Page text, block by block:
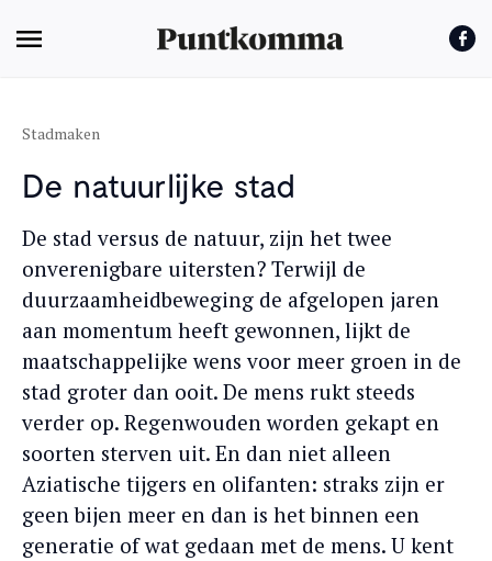
Stadmaken
De natuurlijke stad
De stad versus de natuur, zijn het twee
onverenigbare uitersten? Terwijl de
duurzaamheidbeweging de afgelopen jaren
aan momentum heeft gewonnen, lijkt de
maatschappelijke wens voor meer groen in de
stad groter dan ooit. De mens rukt steeds
verder op. Regenwouden worden gekapt en
soorten sterven uit. En dan niet alleen
Aziatische tijgers en olifanten: straks zijn er
geen bijen meer en dan is het binnen een
generatie of wat gedaan met de mens. U kent